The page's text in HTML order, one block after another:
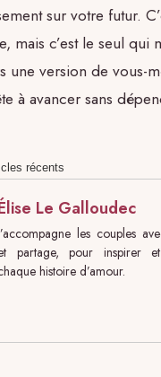
sur votre futur.
mais c’est le seul qui
une version de vous-
à avancer sans
récents
Le Galloudec
les couples
partage, pour inspirer
histoire d’amour.